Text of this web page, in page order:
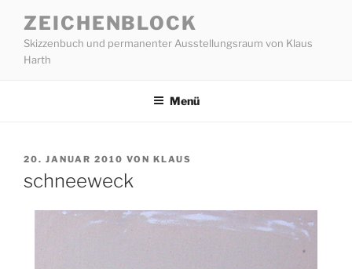
Inhalt
springen
ZEICHENBLOCK
Skizzenbuch und permanenter Ausstellungsraum von Klaus
Harth
Menü
VERÖFFENTLICHT
20. JANUAR 2010 VON KLAUS
schneeweck